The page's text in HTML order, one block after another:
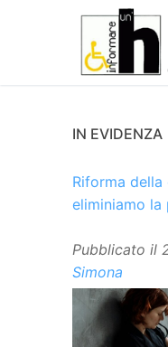
IN EVIDENZA
Riforma della
eliminiamo la
Pubblicato il
Simona